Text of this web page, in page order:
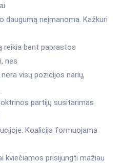
daugumą neįmanoma. Kažkuri
reikia bent paprastos
nes
visų pozicijos narių,
partijų susitarimas
Koalicija formuojama
kviečiamos prisijungti mažiau